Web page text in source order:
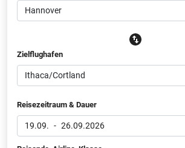
Zielflughafen
Reisezeitraum & Dauer
19.09. - 26.09.2026